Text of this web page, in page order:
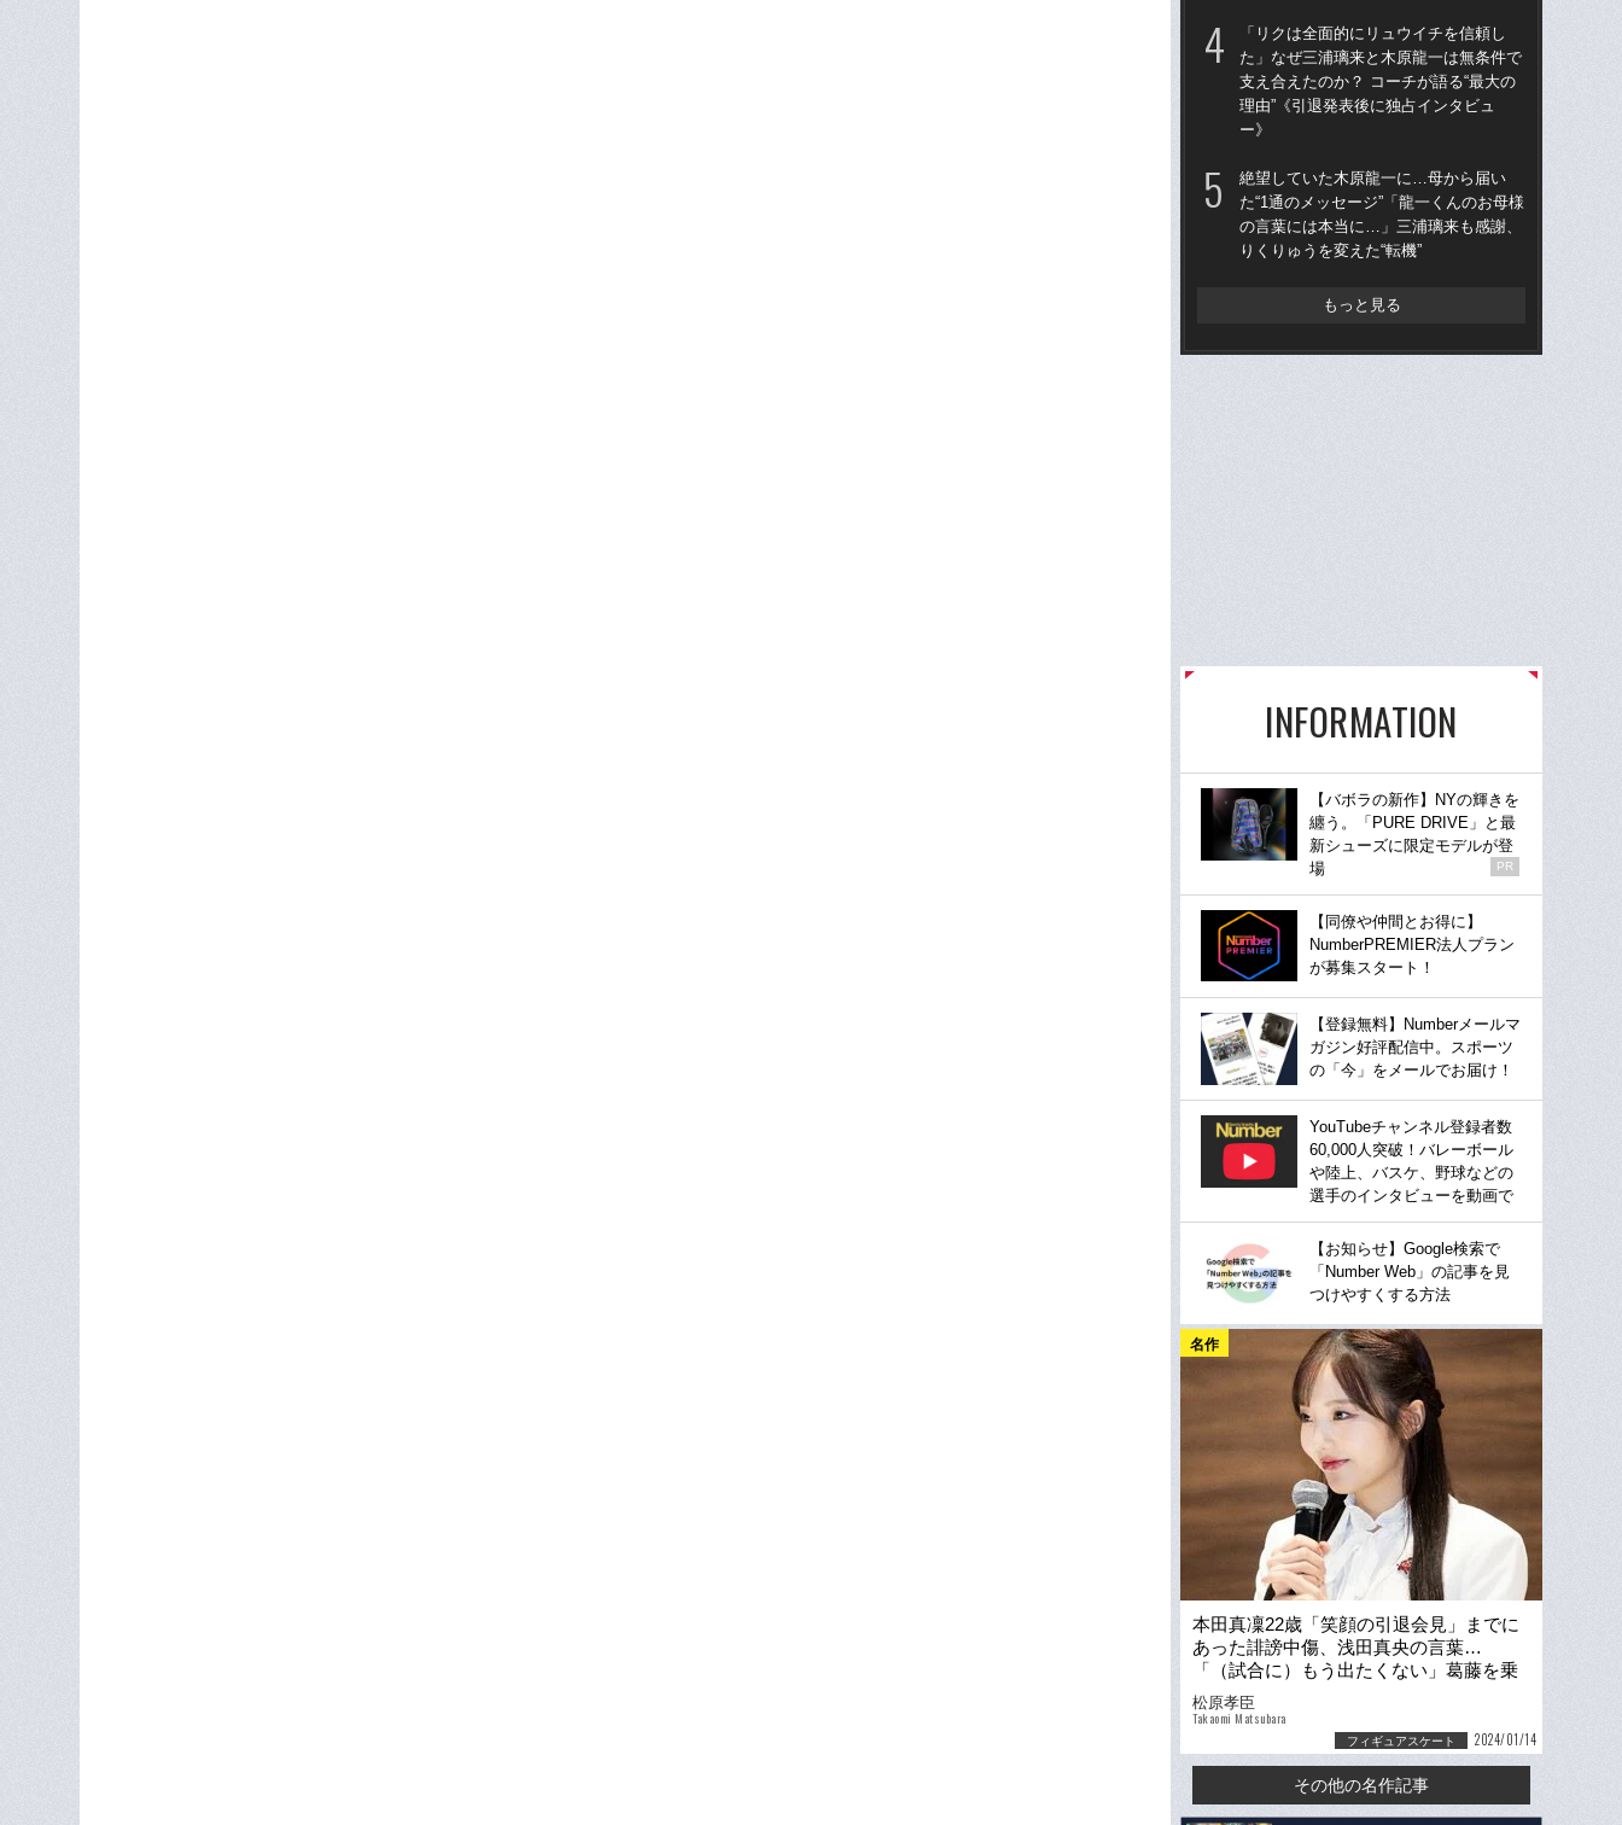
「リクは全面的にリュウイチを信頼し
た」なぜ三浦璃来と木原龍一は無条件で
支え合えたのか？ コーチが語る“最大の
理由”《引退発表後に独占インタビュ
ー》
絶望していた木原龍一に…母から届い
た“1通のメッセージ”「龍一くんのお母様
の言葉には本当に…」三浦璃来も感謝、
りくりゅうを変えた“転機”
もっと見る
INFORMATION
【バボラの新作】NYの輝きを
纏う。「PURE DRIVE」と最
新シューズに限定モデルが登
場
PR
【同僚や仲間とお得に】
NumberPREMIER法人プラン
が募集スタート！
【登録無料】Numberメールマ
ガジン好評配信中。スポーツ
の「今」をメールでお届け！
YouTubeチャンネル登録者数
60,000人突破！バレーボール
や陸上、バスケ、野球などの
選手のインタビューを動画で
【お知らせ】Google検索で
「Number Web」の記事を見
つけやすくする方法
名作
本田真凜22歳「笑顔の引退会見」までに
あった誹謗中傷、浅田真央の言葉…
「（試合に）もう出たくない」葛藤を乗
り越えた20年のスケート生活
松原孝臣
Takaomi Matsubara
フィギュアスケート 2024/01/14
その他の名作記事